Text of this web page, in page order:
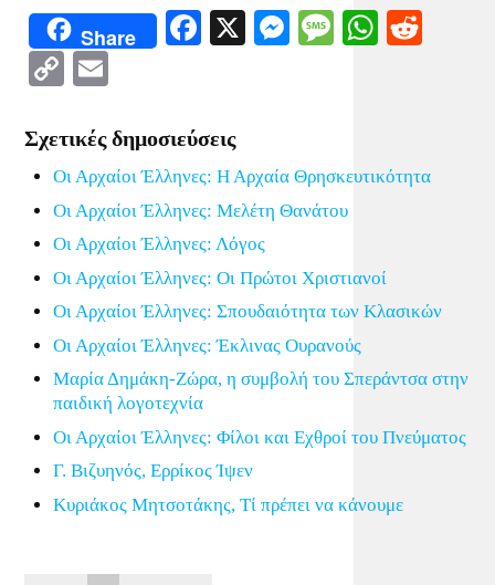
Share Facebook
X Messenger
Message
Copy
Σχετικές δημοσιεύσεις
Οι Αρχαίοι Έλληνες: Η Αρχαία Θρησκευτικότητα
Οι Αρχαίοι Έλληνες: Μελέτη Θανάτου
Οι Αρχαίοι Έλληνες: Λόγος
Οι Αρχαίοι Έλληνες: Οι Πρώτοι Χριστιανοί
Οι Αρχαίοι Έλληνες: Σπουδαιότητα των Κλασικών
Οι Αρχαίοι Έλληνες: Έκλινας Ουρανούς
Μαρία Δημάκη-Ζώρα, η συμβολή του Σπεράντσα στην
παιδική λογοτεχνία
Οι Αρχαίοι Έλληνες: Φίλοι και Εχθροί του Πνεύματος
Γ. Βιζυηνός, Ερρίκος Ίψεν
Κυριάκος Μητσοτάκης, Τί πρέπει να κάνουμε